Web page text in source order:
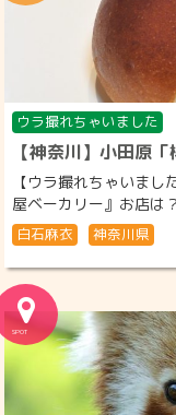
ウラ撮れちゃいました
【神奈川】小田原
【ウラ撮れちゃいま
屋ベーカリー』お店
白石麻衣 神奈川県